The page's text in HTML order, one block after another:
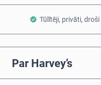
Tūlītēji, privāti, droši
Par Harvey’s